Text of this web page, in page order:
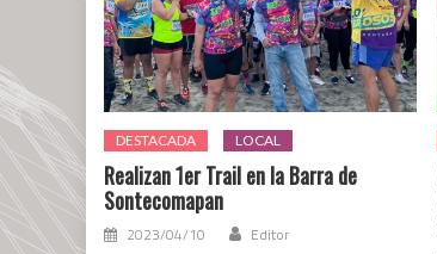
General
del
Instituto
Tecnológico
Superior
de
San
Andrés
Tuxtla
y
DESTACADA LOCAL
Realizan 1er Trail en la Barra de
Sontecomapan
2023/04/10 Editor